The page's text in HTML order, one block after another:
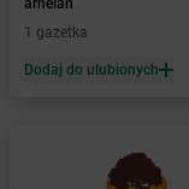
Żabka Bądkowo
Żabka Bąków
Baniocha
Baranowo
arhelan
1 gazetka
Dodaj do ulubionych